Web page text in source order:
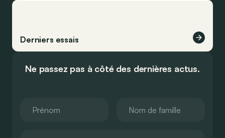
Derniers essais
Ne passez pas à côté des dernières actus.